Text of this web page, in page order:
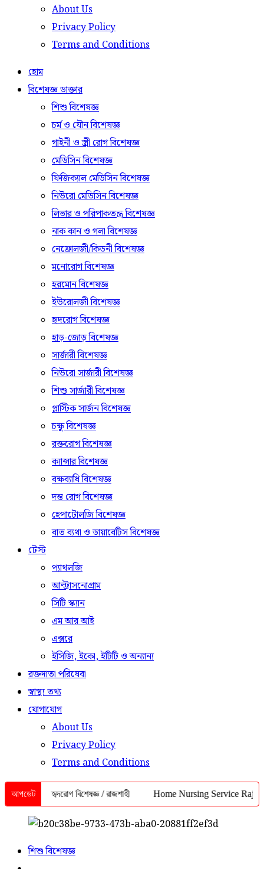
About Us
Privacy Policy
Terms and Conditions
হোম
বিশেষজ্ঞ ডাক্তার
শিশু বিশেষজ্ঞ
চর্ম ও যৌন বিশেষজ্ঞ
গাইনী ও স্ত্রী রোগ বিশেষজ্ঞ
মেডিসিন বিশেষজ্ঞ
ফিজিক্যাল মেডিসিন বিশেষজ্ঞ
নিউরো মেডিসিন বিশেষজ্ঞ
লিভার ও পরিপাকতন্ত্র বিশেষজ্ঞ
নাক কান ও গলা বিশেষজ্ঞ
নেফ্রোলজী/কিডনী বিশেষজ্ঞ
মনোরোগ বিশেষজ্ঞ
হরমোন বিশেষজ্ঞ
ইউরোলজী বিশেষজ্ঞ
হৃদরোগ বিশেষজ্ঞ
হাড়-জোড় বিশেষজ্ঞ
সার্জারী বিশেষজ্ঞ
নিউরো সার্জারী বিশেষজ্ঞ
শিশু সার্জারী বিশেষজ্ঞ
প্লাস্টিক সার্জন বিশেষজ্ঞ
চক্ষু বিশেষজ্ঞ
রক্তরোগ বিশেষজ্ঞ
ক্যান্সার বিশেষজ্ঞ
বক্ষব্যাধি বিশেষজ্ঞ
দন্ত রোগ বিশেষজ্ঞ
হেপাটোলজি বিশেষজ্ঞ
বাত ব্যথা ও ডায়াবেটিস বিশেষজ্ঞ
টেস্ট
প্যাথলজি
আল্ট্রাসনোগ্রাম
সিটি স্ক্যান
এম আর আই
এক্সরে
ইসিজি, ইকো, ইটিটি ও অন্যান্য
রক্তদাতা পরিষেবা
স্বাস্থ্য তথ্য
যোগাযোগ
About Us
Privacy Policy
Terms and Conditions
আপডেট
ও হৃদরোগ বিশেষজ্ঞ / রাজশাহী Home Nursing Service Rajshahi |
শিশু বিশেষজ্ঞ